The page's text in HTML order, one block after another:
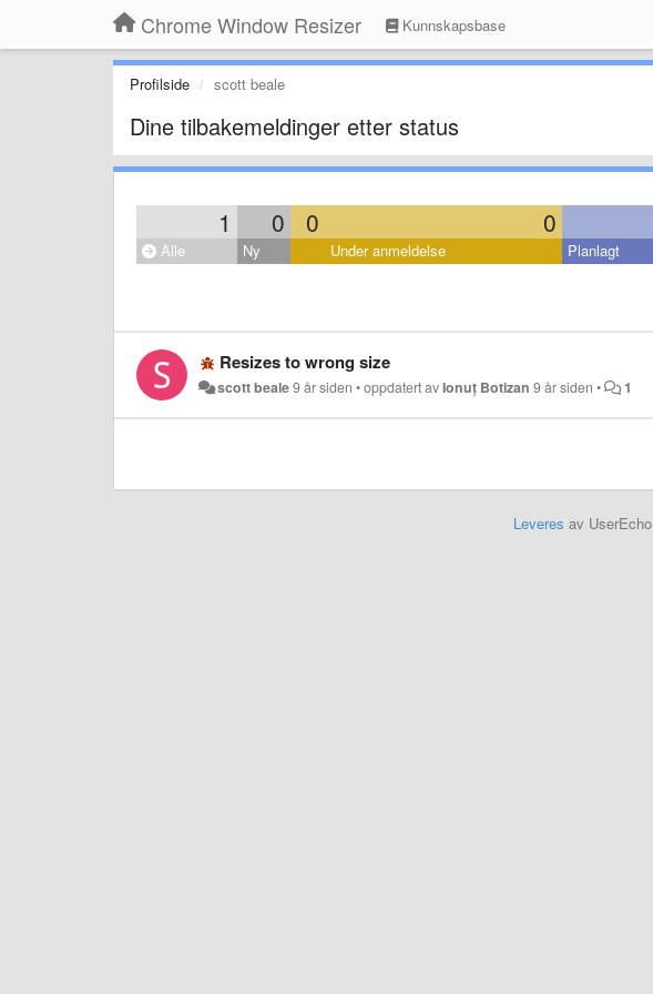
Chrome Window Resizer Kunnskapsbase
Profilside scott beale
Dine tilbakemeldinger etter status
1 0 0 0
Alle Ny Under anmeldelse Planlagt
Resizes to wrong size
scott beale9 år siden •oppdatert avIonuț Botizan 9 år siden • 1
Leveres av UserEcho